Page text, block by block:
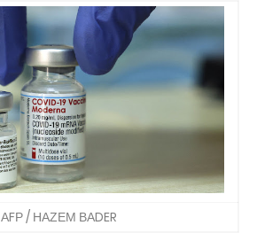
ΑFΡ / ΗΑΖΕΜ ΒΑDER